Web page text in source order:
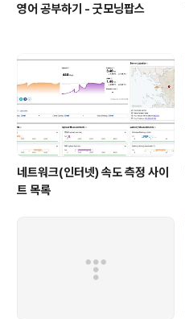
영어 공부하기 - 굿모닝팝스
네트워크(인터넷) 속도 측정 사이
트 목록